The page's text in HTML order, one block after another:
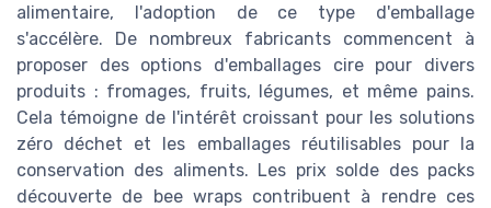
alimentaire, l'adoption de ce type d'emballage
s'accélère. De nombreux fabricants commencent à
proposer des options d'emballages cire pour divers
produits : fromages, fruits, légumes, et même pains.
Cela témoigne de l'intérêt croissant pour les solutions
zéro déchet et les emballages réutilisables pour la
conservation des aliments. Les prix solde des packs
découverte de bee wraps contribuent à rendre ces